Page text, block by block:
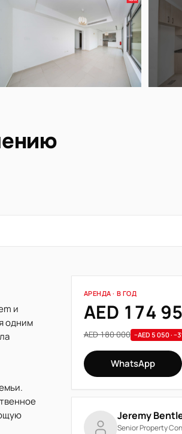
и
одним
АРЕНДА · В ГОД
AED 174
AED 180 000 −AED 5 050 ·
WhatsApp
Jeremy
Senior Property